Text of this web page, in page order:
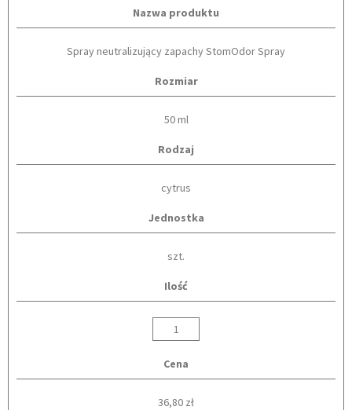
Nazwa produktu
Spray neutralizujący zapachy StomOdor Spray
Rozmiar
50 ml
Rodzaj
cytrus
Jednostka
szt.
Ilość
Cena
36,80 zł